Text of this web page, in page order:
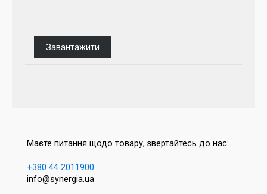
Завантажити
Маєте питання щодо товару, звертайтесь до нас:
+380 44 2011900
info@synergia.ua